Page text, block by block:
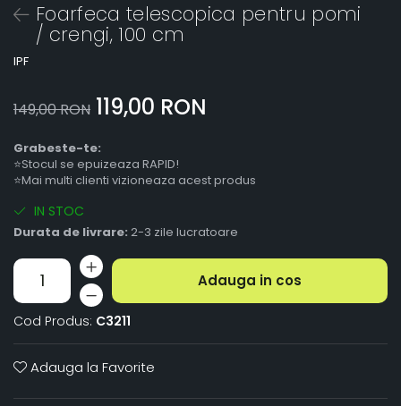
Foarfeca telescopica pentru pomi
/ crengi, 100 cm
IPF
149,00 RON 119,00 RON
Grabeste-te:
⭐Stocul se epuizeaza RAPID!
⭐Mai multi clienti vizioneaza acest produs
IN STOC
Durata de livrare: 2-3 zile lucratoare
Adauga in cos
Cod Produs: C3211
Adauga la Favorite